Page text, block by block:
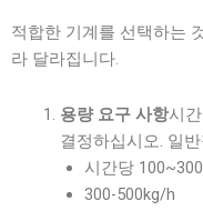
적합한 기계를 선택하는
라 달라집니다.
용량 요구 사항시
결정하십시오. 일
시간당
300-500kg/h